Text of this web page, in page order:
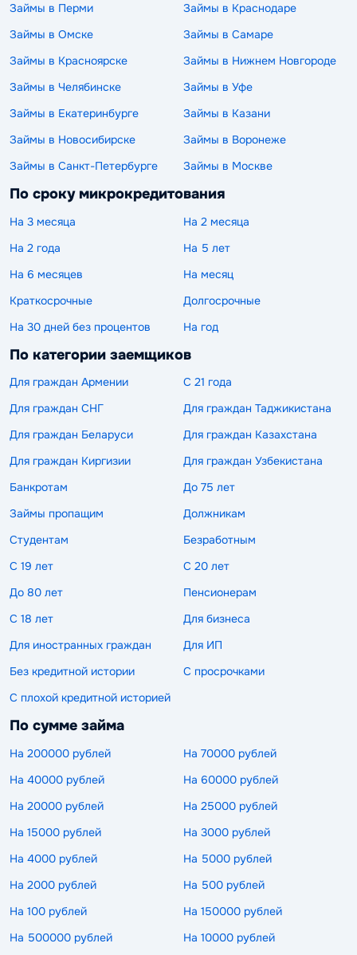
Займы в Перми
Займы в Краснодаре
Займы в Омске
Займы в Самаре
Займы в Красноярске
Займы в Нижнем Новгороде
Займы в Челябинске
Займы в Уфе
Займы в Екатеринбурге
Займы в Казани
Займы в Новосибирске
Займы в Воронеже
Займы в Санкт-Петербурге
Займы в Москве
По сроку микрокредитования
На 3 месяца
На 2 месяца
На 2 года
На 5 лет
На 6 месяцев
На месяц
Краткосрочные
Долгосрочные
На 30 дней без процентов
На год
По категории заемщиков
Для граждан Армении
С 21 года
Для граждан СНГ
Для граждан Таджикистана
Для граждан Беларуси
Для граждан Казахстана
Для граждан Киргизии
Для граждан Узбекистана
Банкротам
До 75 лет
Займы пропащим
Должникам
Студентам
Безработным
С 19 лет
С 20 лет
До 80 лет
Пенсионерам
С 18 лет
Для бизнеса
Для иностранных граждан
Для ИП
Без кредитной истории
С просрочками
С плохой кредитной историей
По сумме займа
На 200000 рублей
На 70000 рублей
На 40000 рублей
На 60000 рублей
На 20000 рублей
На 25000 рублей
На 15000 рублей
На 3000 рублей
На 4000 рублей
На 5000 рублей
На 2000 рублей
На 500 рублей
На 100 рублей
На 150000 рублей
На 500000 рублей
На 10000 рублей